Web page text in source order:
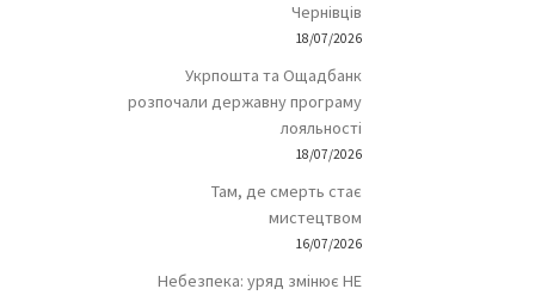
Чернівців
18/07/2026
Укрпошта та Ощадбанк
розпочали державну програму
лояльності
18/07/2026
Там, де смерть стає
мистецтвом
16/07/2026
Небезпека: уряд змінює НЕ